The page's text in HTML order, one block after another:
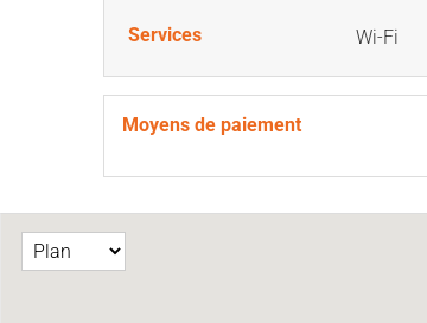
Services Wi-Fi
Moyens de paiement